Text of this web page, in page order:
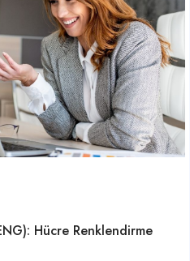
Hücre Renklendirme